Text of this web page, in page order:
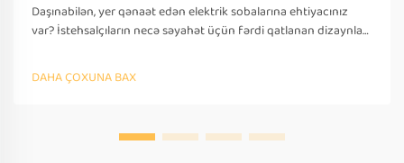
Daşınabilən, yer qənaət edən elektrik sobalarına ehtiyacınız
var? İstehsalçıların necə səyahət üçün fərdi qatlanan dizaynlar
prototipləşdirmə və beynəlxalq tələblərə uyğunluq. Bu gün
təklif soruşun.
DAHA ÇOXUNA BAX